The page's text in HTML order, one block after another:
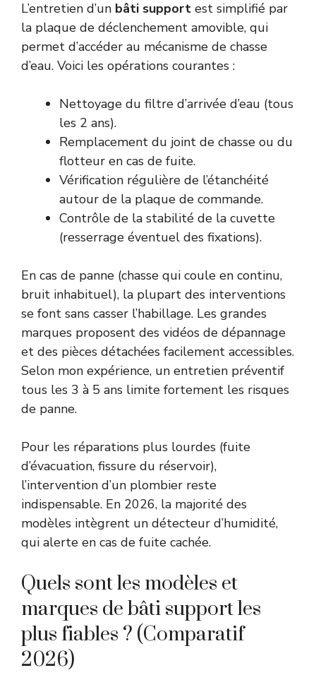
L’entretien d’un bâti support est simplifié par
la plaque de déclenchement amovible, qui
permet d’accéder au mécanisme de chasse
d’eau. Voici les opérations courantes :
Nettoyage du filtre d’arrivée d’eau (tous
les 2 ans).
Remplacement du joint de chasse ou du
flotteur en cas de fuite.
Vérification régulière de l’étanchéité
autour de la plaque de commande.
Contrôle de la stabilité de la cuvette
(resserrage éventuel des fixations).
En cas de panne (chasse qui coule en continu,
bruit inhabituel), la plupart des interventions
se font sans casser l’habillage. Les grandes
marques proposent des vidéos de dépannage
et des pièces détachées facilement accessibles.
Selon mon expérience, un entretien préventif
tous les 3 à 5 ans limite fortement les risques
de panne.
Pour les réparations plus lourdes (fuite
d’évacuation, fissure du réservoir),
l’intervention d’un plombier reste
indispensable. En 2026, la majorité des
modèles intègrent un détecteur d’humidité,
qui alerte en cas de fuite cachée.
Quels sont les modèles et
marques de bâti support les
plus fiables ? (Comparatif
2026)